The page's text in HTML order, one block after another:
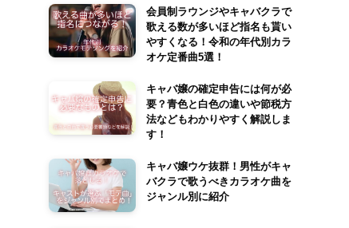
会員制ラウンジやキャバクラで
歌える数が多いほど指名も貰い
やすくなる！令和の年代別カラ
オケ定番曲5選！
キャバ嬢の確定申告には何が必
要？青色と白色の違いや節税方
法などもわかりやすく解説しま
す！
キャバ嬢ウケ抜群！男性がキャ
バクラで歌うべきカラオケ曲を
ジャンル別に紹介